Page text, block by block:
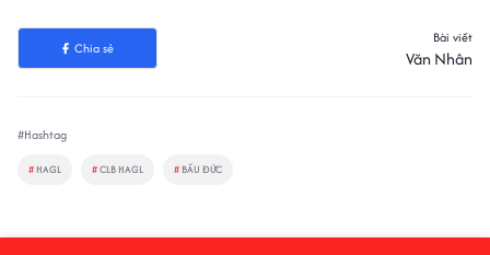
Chia sẻ
Bài viết
Văn Nhân
#Hashtag
# HAGL #CLB HAGL # BẦU ĐỨC